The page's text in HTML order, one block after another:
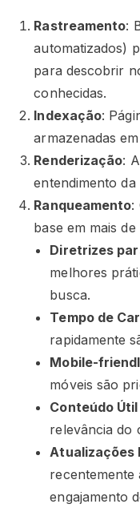
Rastreamento:
automatizados)
para descobrir
conhecidas.
Indexação:
armazenadas
Renderização:
entendimento
Ranqueamento:
base em mais
Diretrizes
melhores
busca.
Tempo de
rapidamente
Mobile-
móveis são
Conteúdo
relevância do
Atualizações
recentemente
engajamento